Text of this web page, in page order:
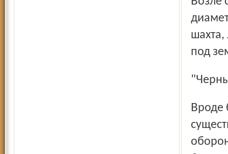
шахта,
под
Вроде бы фантастикой все это может показаться. Но ведь